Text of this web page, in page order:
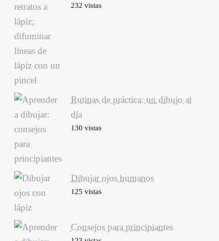
232 vistas
Rutinas de práctica: un dibujo al
día
130 vistas
Dibujar ojos humanos
125 vistas
Consejos para principiantes